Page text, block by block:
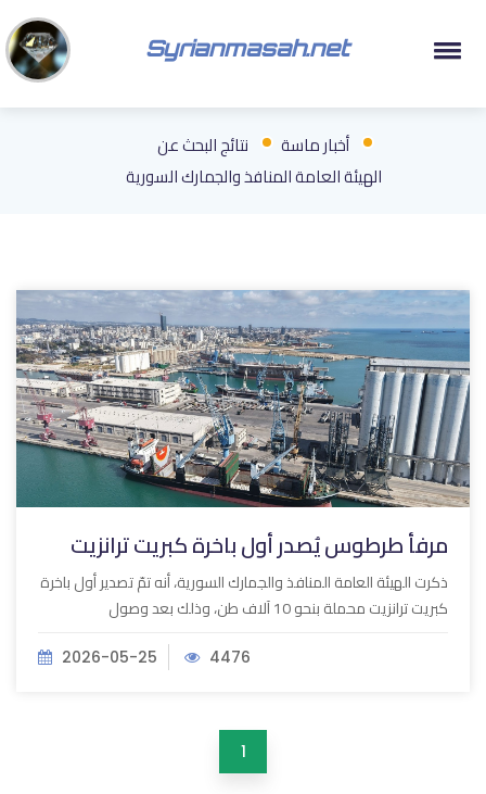
Syrianmasah.net
أخبار ماسة
نتائج البحث عن
الهيئة العامة المنافذ والجمارك السورية
مرفأ طرطوس يُصدر أول باخرة كبريت ترانزيت
ذكرت الهيئة العامة المنافذ والجمارك السورية، أنه تمّ تصدير أول باخرة
كبريت ترانزيت محملة بنحو 10 آلاف طن، وذلك بعد وصول
2026-05-25 4476
1